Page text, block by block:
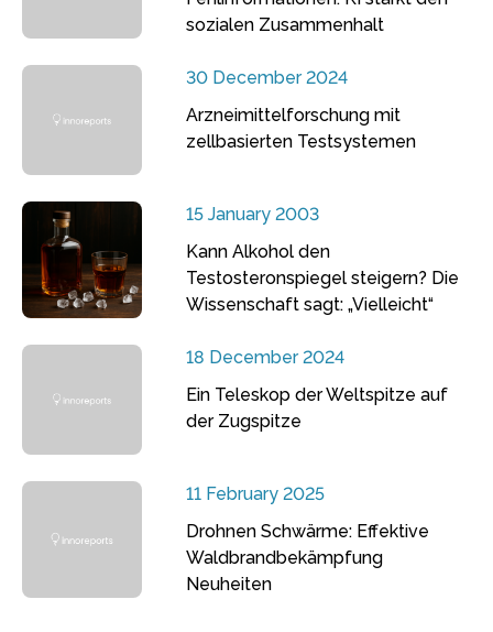
sozialen Zusammenhalt
30 December 2024
Arzneimittelforschung mit
zellbasierten Testsystemen
15 January 2003
Kann Alkohol den
Testosteronspiegel steigern? Die
Wissenschaft sagt: „Vielleicht“
18 December 2024
Ein Teleskop der Weltspitze auf
der Zugspitze
11 February 2025
Drohnen Schwärme: Effektive
Waldbrandbekämpfung
Neuheiten